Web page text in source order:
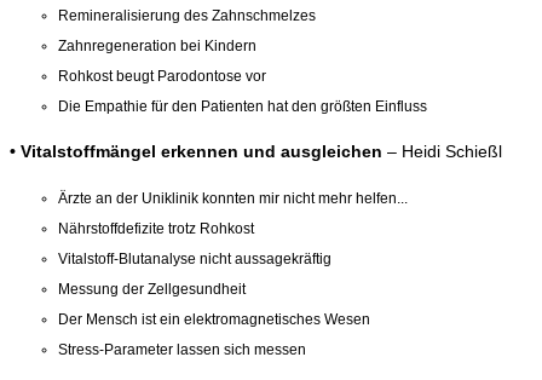
Remineralisierung des Zahnschmelzes
Zahnregeneration bei Kindern
Rohkost beugt Parodontose vor
Die Empathie für den Patienten hat den größten Einfluss
• Vitalstoffmängel erkennen und ausgleichen – Heidi Schießl
Ärzte an der Uniklinik konnten mir nicht mehr helfen...
Nährstoffdefizite trotz Rohkost
Vitalstoff-Blutanalyse nicht aussagekräftig
Messung der Zellgesundheit
Der Mensch ist ein elektromagnetisches Wesen
Stress-Parameter lassen sich messen